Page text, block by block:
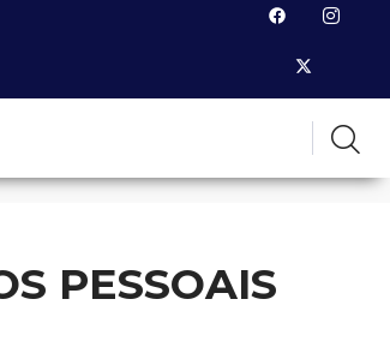
PESSOAIS